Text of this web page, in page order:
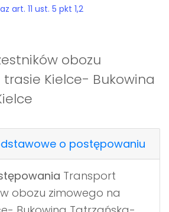
art. 11 ust. 5 pkt 1,2
obozu
Kielce- Bukowina
o postępowaniu
Transport
obozu zimowego na